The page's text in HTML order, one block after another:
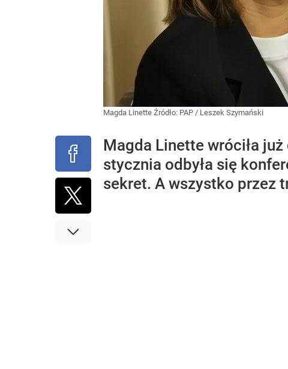
Magda Linette Źródło: PAP / Leszek Szymański
Magda Linette wróciła
stycznia odbyła się
sekret. A wszystko przez